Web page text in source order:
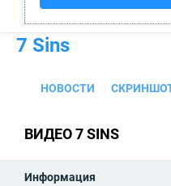
7 Sins
НОВОСТИ
ВИДЕО 7 SINS
Информация